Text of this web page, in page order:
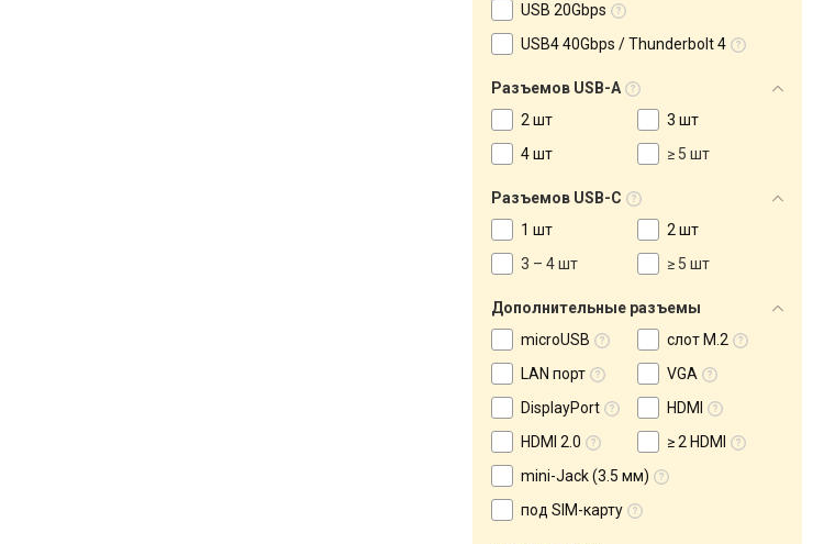
USB 20Gbps
USB4 40Gbps / Thunderbolt 4
Разъемов USB-A
2 шт
3 шт
4 шт
≥ 5 шт
Разъемов USB-C
1 шт
2 шт
3 – 4 шт
≥ 5 шт
Дополнительные разъемы
microUSB
слот M.2
LAN порт
VGA
DisplayPort
HDMI
HDMI 2.0
≥ 2 HDMI
mini-Jack (3.5 мм)
под SIM-карту